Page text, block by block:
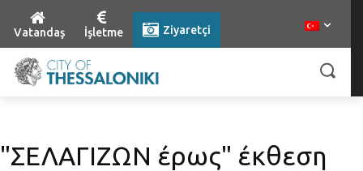
Vatandaş İşletme Ziyaretçi
"ΣΕΛΑΓΙΖΩΝ έρως" έκθεση